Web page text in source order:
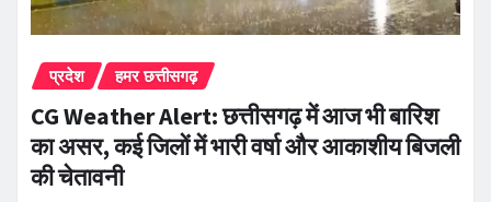
प्रदेश हमर छत्तीसगढ़
CG Weather Alert: छत्तीसगढ़ में आज भी बारिश
का असर, कई जिलों में भारी वर्षा और आकाशीय बिजली
की चेतावनी